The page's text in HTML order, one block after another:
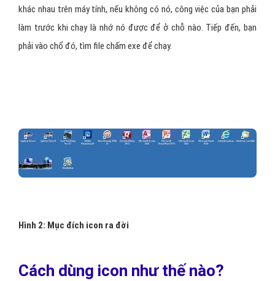
khác nhau trên máy tính, nếu không có nó, công việc của bạn phải
làm trước khi chạy là nhớ nó được để ở chỗ nào. Tiếp đến, bạn
phải vào chổ đó, tìm file chấm exe để chạy.
Hình 2: Mục đích icon ra đời
Cách dùng icon như thế nào?